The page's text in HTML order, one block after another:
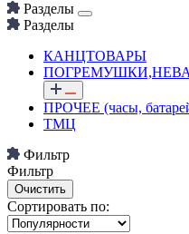
Разделы
Разделы
КАНЦТОВАРЫ
ПРОЧЕЕ (часы,
ТМЦ
Фильтр
Фильтр
Сортировать по: